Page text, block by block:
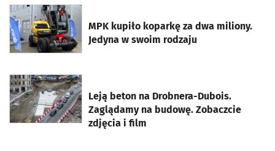
MPK kupiło koparkę za dwa miliony.
Jedyna w swoim rodzaju
otworzy się w nowej karcie
Leją beton na Drobnera-Dubois.
Zaglądamy na budowę. Zobaczcie
zdjęcia i film
otworzy się w nowej karcie